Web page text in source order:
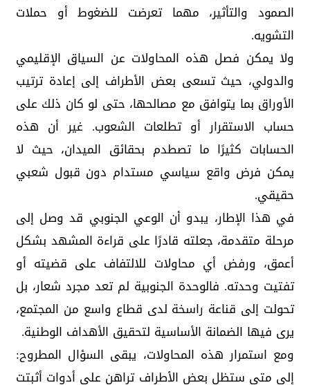
الصمود والتأثير، مهما تعرضت للضغوط أو حملات
التشويه.
ولا يمكن فصل هذه المحاولات عن السياق الإقليمي
والدولي، حيث تسعى بعض الأطراف إلى إعادة ترتيب
الأوراق بما يتوافق مع مصالحها، حتى لو كان ذلك على
حساب الاستقرار أو تطلعات الشعوب. غير أن هذه
الحسابات كثيرًا ما تصطدم بحقائق الميدان، حيث لا
يمكن فرض واقع سياسي مستدام دون قبول شعبي
حقيقي.
في هذا الإطار، يبدو أن الوعي الجنوبي قد وصل إلى
مرحلة متقدمة، جعلته قادرًا على قراءة المشهد بشكل
أعمق، ورفض أي محاولات للالتفاف على قضيته أو
تفتيت وحدته. فالوحدة الجنوبية لم تعد مجرد شعار، بل
تحولت إلى قناعة راسخة لدى قطاع واسع من المجتمع،
يرى فيها الضمانة الأساسية لتحقيق الأهداف الوطنية.
ومع استمرار هذه المحاولات، يبقى السؤال المطروح:
إلى متى ستظل بعض الأطراف تراهن على أدوات أثبتت